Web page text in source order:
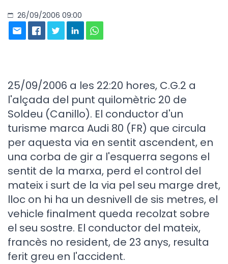
26/09/2006 09:00
25/09/2006 a les 22:20 hores, C.G.2 a
l'alçada del punt quilomètric 20 de
Soldeu (Canillo). El conductor d'un
turisme marca Audi 80 (FR) que circula
per aquesta via en sentit ascendent, en
una corba de gir a l'esquerra segons el
sentit de la marxa, perd el control del
mateix i surt de la via pel seu marge dret,
lloc on hi ha un desnivell de sis metres, el
vehicle finalment queda recolzat sobre
el seu sostre. El conductor del mateix,
francès no resident, de 23 anys, resulta
ferit greu en l'accident.